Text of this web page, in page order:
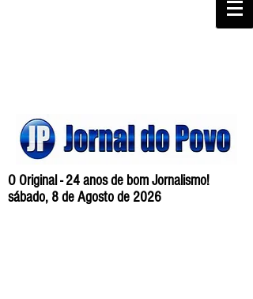
O Original - 24 anos de bom Jornalismo!
sábado, 8 de Agosto de 2026